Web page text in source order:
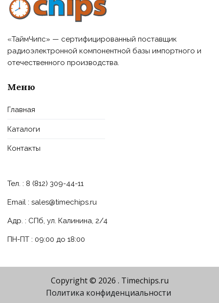
«ТаймЧипс» — сертифицированный поставщик
радиоэлектронной компонентной базы импортного и
отечественного производства.
Меню
Главная
Каталоги
Контакты
Тел. : 8 (812) 309-44-11
Email : sales@timechips.ru
Адр. : СПб, ул. Калинина, 2/4
ПН-ПТ : 09:00 до 18:00
Copyright © 2026 . Timechips.ru
Политика конфиденциальности